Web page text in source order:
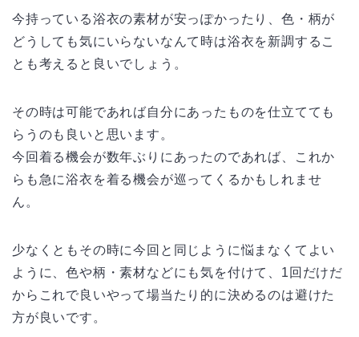
今持っている浴衣の素材が安っぽかったり、色・柄が
どうしても気にいらないなんて時は浴衣を新調するこ
とも考えると良いでしょう。
その時は可能であれば自分にあったものを仕立てても
らうのも良いと思います。
今回着る機会が数年ぶりにあったのであれば、これか
らも急に浴衣を着る機会が巡ってくるかもしれませ
ん。
少なくともその時に今回と同じように悩まなくてよい
ように、色や柄・素材などにも気を付けて、1回だけだ
からこれで良いやって場当たり的に決めるのは避けた
方が良いです。